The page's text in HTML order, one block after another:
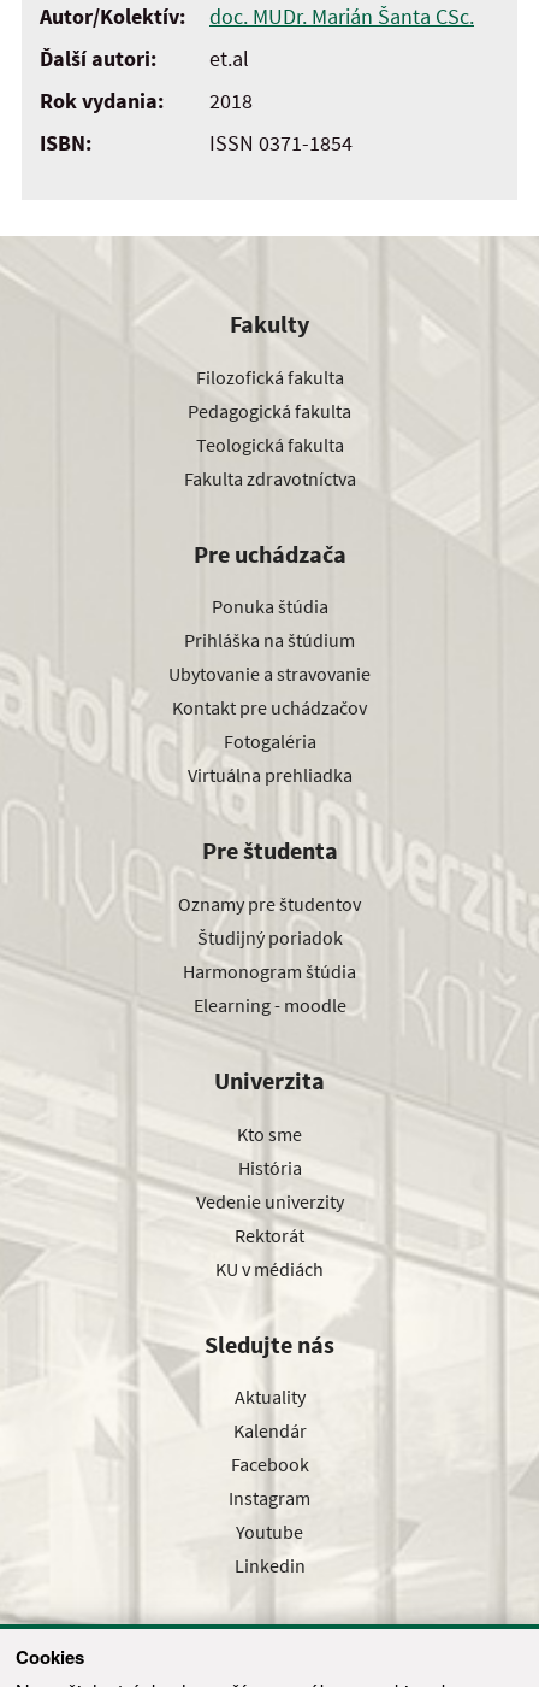
Cookies
Autor/Kolektív:
doc. MUDr. Marián Šanta CSc.
Ďalší autori:
et.al
Rok vydania:
2018
ISBN:
ISSN 0371-1854
Fakulty
Filozofická fakulta
Pedagogická fakulta
Teologická fakulta
Fakulta zdravotníctva
Pre uchádzača
Ponuka štúdia
Prihláška na štúdium
Ubytovanie a stravovanie
Kontakt pre uchádzačov
Fotogaléria
Virtuálna prehliadka
Pre študenta
Oznamy pre študentov
Študijný poriadok
Harmonogram štúdia
Elearning - moodle
Univerzita
Kto sme
História
Vedenie univerzity
Rektorát
KU v médiách
Sledujte nás
Aktuality
Kalendár
Facebook
Instagram
Youtube
Linkedin